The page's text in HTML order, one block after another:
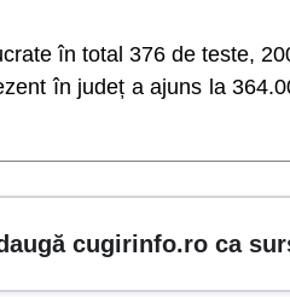
în total 376 de teste,
în județ a ajuns la
cugirinfo.ro ca